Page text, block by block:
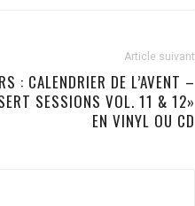
Article suivant
: CALENDRIER DE L’AVENT –
SESSIONS VOL. 11 & 12»
EN VINYL OU CD